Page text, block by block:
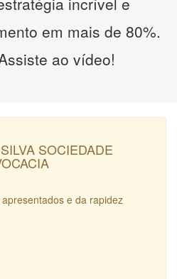
em mais de 80%.
ao vídeo!
SOCIEDADE
e da rapidez